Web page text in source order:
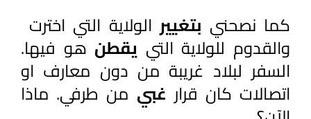
كما نصحني بتغيير
والقدوم للولاية التي يقطن
اتصالات كان قرار غبي